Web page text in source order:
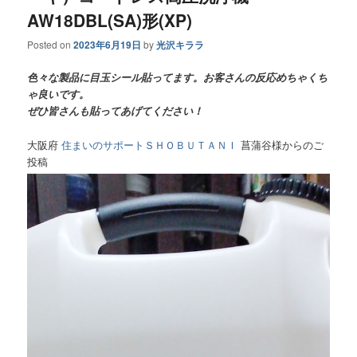
AW18DBL(SA)形(XP)
Posted on2023年6月19日 by光沢キララ
色々な製品に目玉シール貼ってます。お客さんの反応めちゃくち
ゃ良いです。
ぜひ皆さんも貼ってあげてください！
大阪府住まいのサポートＳＨＯＢＵＴＡＮＩ 菖蒲谷様からのご
投稿